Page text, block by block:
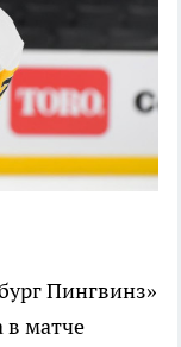
Пингвинз»
в матче